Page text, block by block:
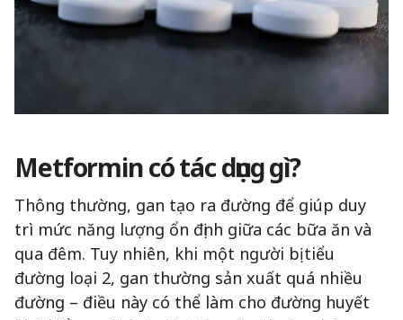
Metformin có tác dụng gì?
Thông thường, gan tạo ra đường để giúp duy
trì mức năng lượng ổn định giữa các bữa ăn và
qua đêm. Tuy nhiên, khi một người bị tiểu
đường loại 2, gan thường sản xuất quá nhiều
đường – điều này có thể làm cho đường huyết